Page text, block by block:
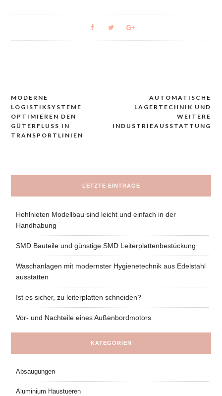
Navigacija
prispevka
MODERNE
LOGISTIKSYSTEME
OPTIMIEREN DEN
GÜTERFLUSS IN
TRANSPORTLINIEN
AUTOMATISCHE
LAGERTECHNIK UND
WEITERE
INDUSTRIEAUSSTATTUNG
LETZTE EINTRÄGE
Hohlnieten Modellbau sind leicht und einfach in der
Handhabung
SMD Bauteile und günstige SMD Leiterplattenbestückung
Waschanlagen mit modernster Hygienetechnik aus Edelstahl
ausstatten
Ist es sicher, zu leiterplatten schneiden?
Vor- und Nachteile eines Außenbordmotors
KATEGORIEN
Absaugungen
Aluminium Haustueren